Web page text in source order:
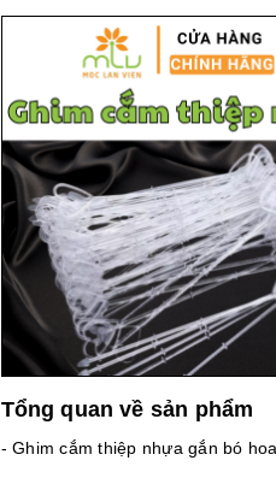
Tổng quan về sản phẩm
- Ghim cắm thiệp nhựa gắn bó hoa